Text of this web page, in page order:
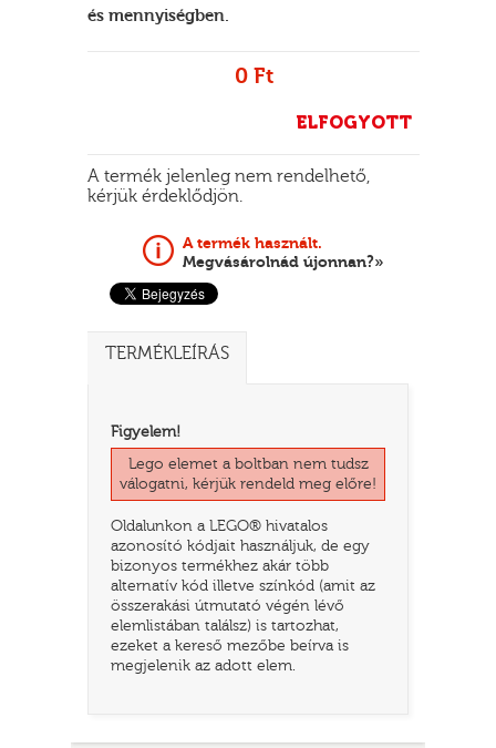
és mennyiségben.
0 Ft
ELFOGYOTT
A termék jelenleg nem rendelhető,
kérjük érdeklődjön.
A termék használt.
Megvásárolnád újonnan?»
TERMÉKLEÍRÁS
Figyelem!
Lego elemet a boltban nem tudsz
válogatni, kérjük rendeld meg előre!
Oldalunkon a LEGO® hivatalos
azonosító kódjait használjuk, de egy
bizonyos termékhez akár több
alternatív kód illetve színkód (amit az
összerakási útmutató végén lévő
elemlistában találsz) is tartozhat,
ezeket a kereső mezőbe beírva is
megjelenik az adott elem.